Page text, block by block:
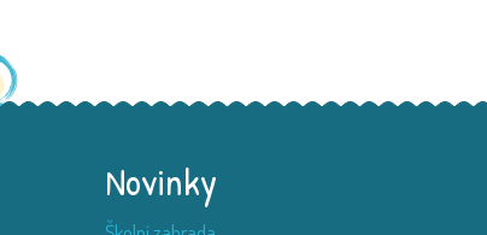
Novinky